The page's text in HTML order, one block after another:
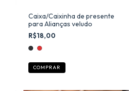
Caixa/Caixinha de presente
para Alianças veludo
R$18,00
COMPRAR